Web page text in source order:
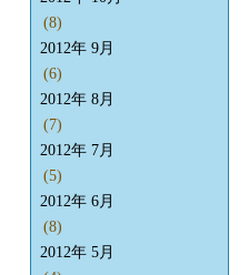
(8)
2012年 9月
(6)
2012年 8月
(7)
2012年 7月
(5)
2012年 6月
(8)
2012年 5月